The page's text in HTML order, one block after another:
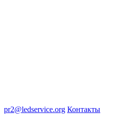
pr2@ledservice.org Контакты